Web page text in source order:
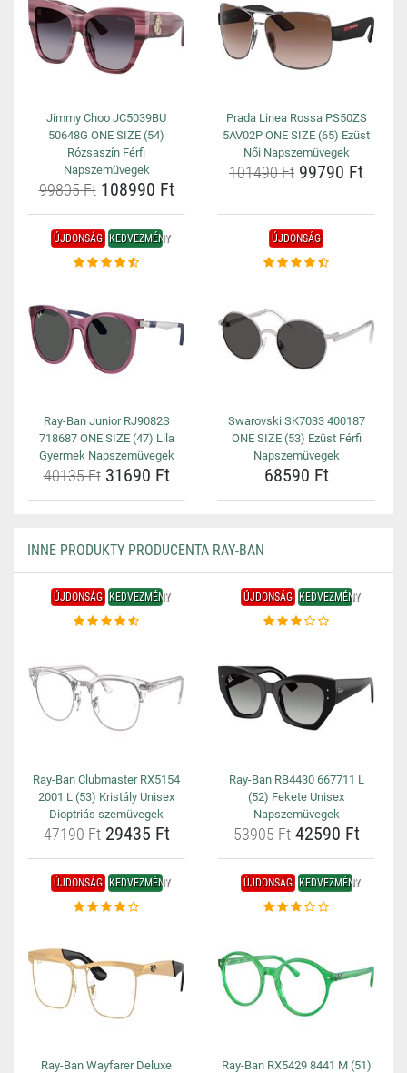
Jimmy Choo JC5039BU
50648G ONE SIZE (54)
Rózsaszín Férfi
Napszemüvegek
99805 Ft108990 Ft
Prada Linea Rossa PS50ZS
5AV02P ONE SIZE (65) Ezüst
Női Napszemüvegek
101490 Ft 99790 Ft
ÚJDONSÁG KEDVEZMÉNY
Ray-Ban Junior RJ9082S
718687 ONE SIZE (47) Lila
Gyermek Napszemüvegek
40135 Ft31690 Ft
ÚJDONSÁG
Swarovski SK7033 400187
ONE SIZE (53) Ezüst Férfi
Napszemüvegek
68590 Ft
INNE PRODUKTY PRODUCENTA RAY-BAN
ÚJDONSÁG KEDVEZMÉNY
Ray-Ban Clubmaster RX5154
2001 L (53) Kristály Unisex
Dioptriás szemüvegek
47190 Ft29435 Ft
ÚJDONSÁG KEDVEZMÉNY
Ray-Ban RB4430 667711 L
(52) Fekete Unisex
Napszemüvegek
53905 Ft42590 Ft
ÚJDONSÁG KEDVEZMÉNY
Ray-Ban Wayfarer Deluxe
ÚJDONSÁG KEDVEZMÉNY
Ray-Ban RX5429 8441 M (51)